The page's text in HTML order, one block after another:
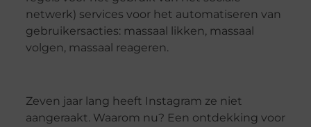
netwerk) services voor het automatiseren van
gebruikersacties: massaal likken, massaal
volgen, massaal reageren.
Zeven jaar lang heeft Instagram ze niet
aangeraakt. Waarom nu? Een ontdekking voor